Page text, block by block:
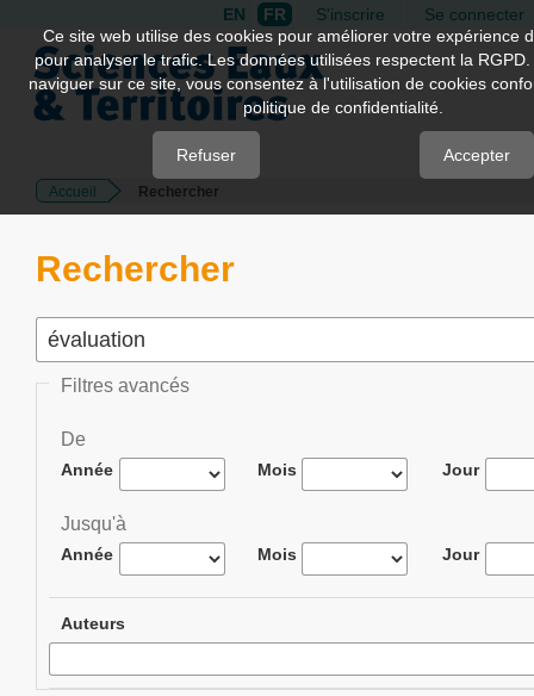
Quick
jump
page
Main
Content
EN FR S'inscrire Se connecter
Accueil Rechercher
Rechercher
Filtres avancés
De
Année Mois Jour
Jusqu'à
Année Mois Jour
Auteurs
Ce site web utilise des cookies pour améliorer votre expérience
pour analyser le trafic. Les données utilisées respectent la
naviguer sur ce site, vous consentez à l'utilisation de cookies
politique de confidentialité.
Refuser Accepter